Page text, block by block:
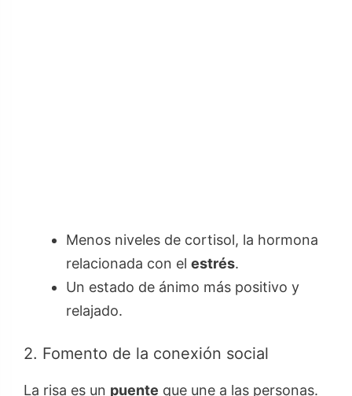
Menos niveles de cortisol, la hormona
relacionada con el estrés.
Un estado de ánimo más positivo y
relajado.
2. Fomento de la conexión social
La risa es un puente que une a las personas.